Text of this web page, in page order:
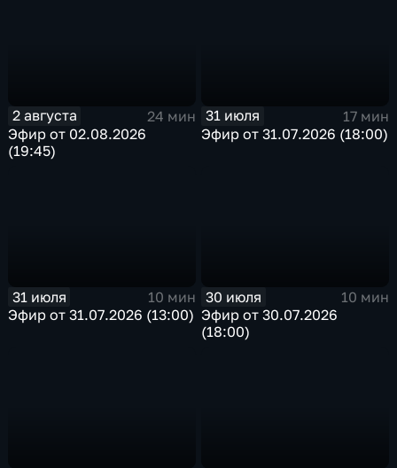
2 августа
24 мин
Эфир от 02.08.2026
(19:45)
31 июля
17 мин
Эфир от 31.07.2026 (18:00)
31 июля
10 мин
Эфир от 31.07.2026 (13:00)
30 июля
10 мин
Эфир от 30.07.2026
(18:00)